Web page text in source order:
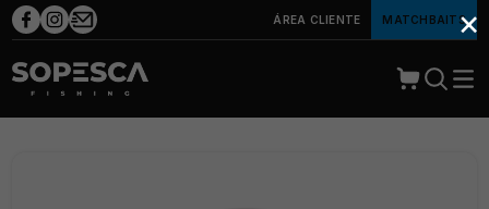
ÁREA CLIENTE MATCHBAITS×